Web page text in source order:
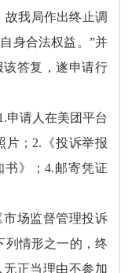
故我局作出终止调
身合法权益。”并
答复，遂申请行
申请人在美团平台
片；2.《投诉举报
》；4.邮寄凭证
场监督管理投诉
列情形之一的，终
正当理由不参加